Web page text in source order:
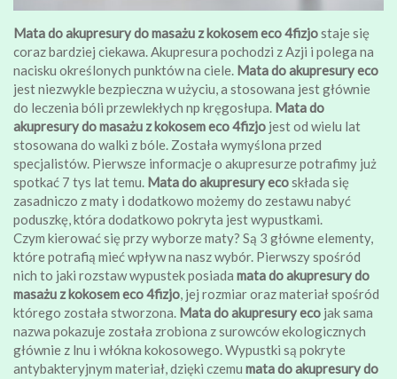
Mata do akupresury do masażu z kokosem eco 4fizjostaje się
coraz bardziej ciekawa. Akupresura pochodzi z Azji i polega na
nacisku określonych punktów na ciele. Mata do akupresury eco
jest niezwykle bezpieczna w użyciu, a stosowana jest głównie
do leczenia bóli przewlekłych np kręgosłupa. Mata do
akupresury do masażu z kokosem eco 4fizjo jest od wielu lat
stosowana do walki z bóle. Została wymyślona przed
specjalistów. Pierwsze informacje o akupresurze potrafimy już
spotkać 7 tys lat temu. Mata do akupresury ecoskłada się
zasadniczo z maty i dodatkowo możemy do zestawu nabyć
poduszkę, która dodatkowo pokryta jest wypustkami.
Czym kierować się przy wyborze maty? Są 3 główne elementy,
które potrafią mieć wpływ na nasz wybór. Pierwszy spośród
nich to jaki rozstaw wypustek posiada mata do akupresury do
masażu z kokosem eco 4fizjo, jej rozmiar oraz materiał spośród
którego została stworzona. Mata do akupresury eco jak sama
nazwa pokazuje została zrobiona z surowców ekologicznych
głównie z lnu i włókna kokosowego. Wypustki są pokryte
antybakteryjnym materiał, dzięki czemu mata do akupresury do